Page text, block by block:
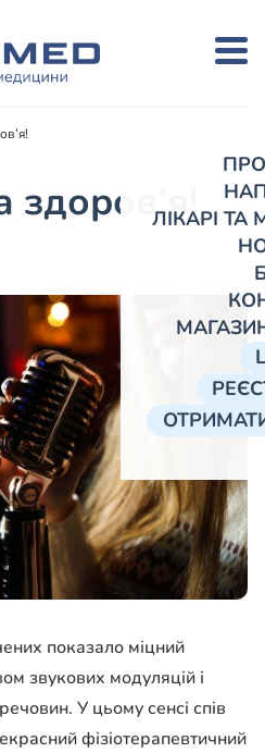
ЛІКАРІ
здоров’я!
показало міцний
звукових модуляцій і
У цьому сенсі спів
фізіотерапевтичний